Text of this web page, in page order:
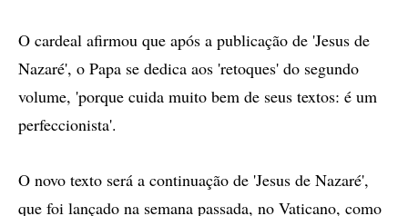
O cardeal afirmou que após a publicação de 'Jesus de
Nazaré', o Papa se dedica aos 'retoques' do segundo
volume, 'porque cuida muito bem de seus textos: é um
perfeccionista'.
O novo texto será a continuação de 'Jesus de Nazaré',
que foi lançado na semana passada, no Vaticano, como